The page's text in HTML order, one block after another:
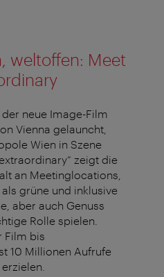
weltoffen: Meet
neue Image-Film
Vienna gelauncht,
Wien in Szene
zeigt die
an Meetinglocations,
grüne und inklusive
aber auch Genuss
Rolle spielen.
Film bis
10 Millionen Aufrufe